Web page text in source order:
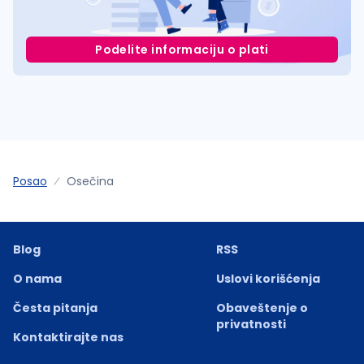
Podelite informaciju o plati
Posao Osečina
Blog
O nama
Česta pitanja
Kontaktirajte nas
RSS
Uslovi korišćenja
Obaveštenje o
privatnosti